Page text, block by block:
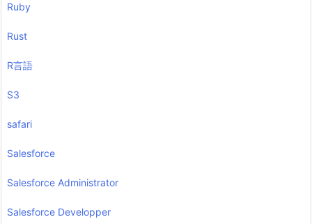
Ruby
Rust
R言語
S3
safari
Salesforce
Salesforce Administrator
Salesforce Developper